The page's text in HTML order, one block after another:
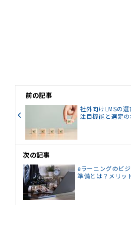
前の記事
社外向けLMSの
注目機能と選定
次の記事
eラーニングのビ
準備とは？メリッ